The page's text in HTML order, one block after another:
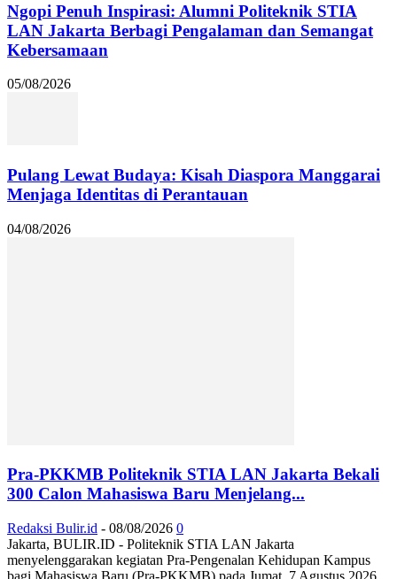
Ngopi Penuh Inspirasi: Alumni Politeknik STIA
LAN Jakarta Berbagi Pengalaman dan Semangat
Kebersamaan
05/08/2026
Pulang Lewat Budaya: Kisah Diaspora Manggarai
Menjaga Identitas di Perantauan
04/08/2026
Pra-PKKMB Politeknik STIA LAN Jakarta Bekali
300 Calon Mahasiswa Baru Menjelang...
Redaksi Bulir.id - 08/08/2026 0
Jakarta, BULIR.ID - Politeknik STIA LAN Jakarta
menyelenggarakan kegiatan Pra-Pengenalan Kehidupan Kampus
bagi Mahasiswa Baru (Pra-PKKMB) pada Jumat, 7 Agustus 2026,